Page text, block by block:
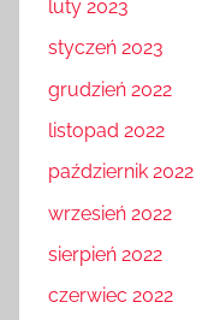
luty 2023
styczeń 2023
grudzień 2022
listopad 2022
październik 2022
wrzesień 2022
sierpień 2022
czerwiec 2022